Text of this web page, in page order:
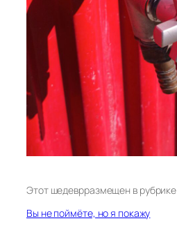
Этот шедеврразмещен в рубрике
Вы не поймёте, но я покажу